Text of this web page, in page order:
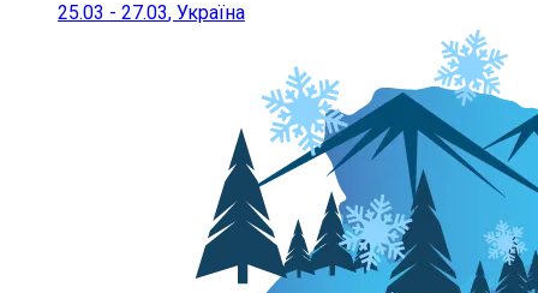
25.03 - 27.03, Україна